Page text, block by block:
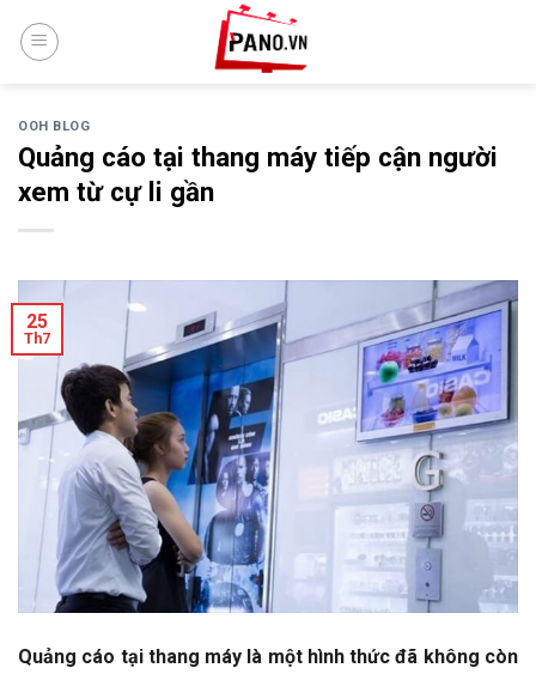
OOH BLOG
Quảng cáo tại thang máy tiếp cận người
xem từ cự li gần
25
Th7
Quảng cáo tại thang máy là một hình thức đã không còn